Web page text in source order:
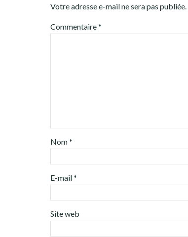
Votre adresse e-mail ne sera pas publiée.
Commentaire*
Nom*
E-mail*
Site web